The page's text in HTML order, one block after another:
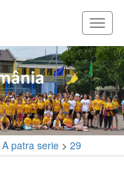
A patra serie > 29